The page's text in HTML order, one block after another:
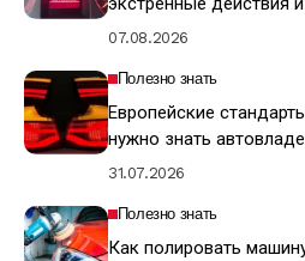
07.08.2026
Полезно знать
Европейские
нужно знать
31.07.2026
Полезно знать
Как полировать